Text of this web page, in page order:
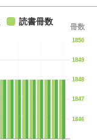
1846
1847
1848
1849
1850
冊数
読書冊数